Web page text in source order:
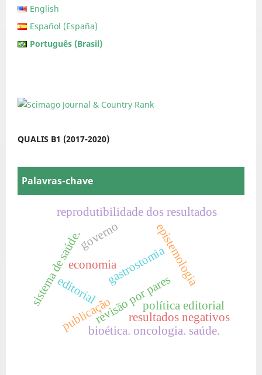
English
Español (España)
Português (Brasil)
QUALIS B1 (2017-2020)
Palavras-chave
editorial
publicação
economia
governo epistemologia
revisão por pares
reprodutibilidade dos resultados
resultados negativos
política editorial
gastrostomia
bioética. oncologia. saúde.
sistema de saúde.